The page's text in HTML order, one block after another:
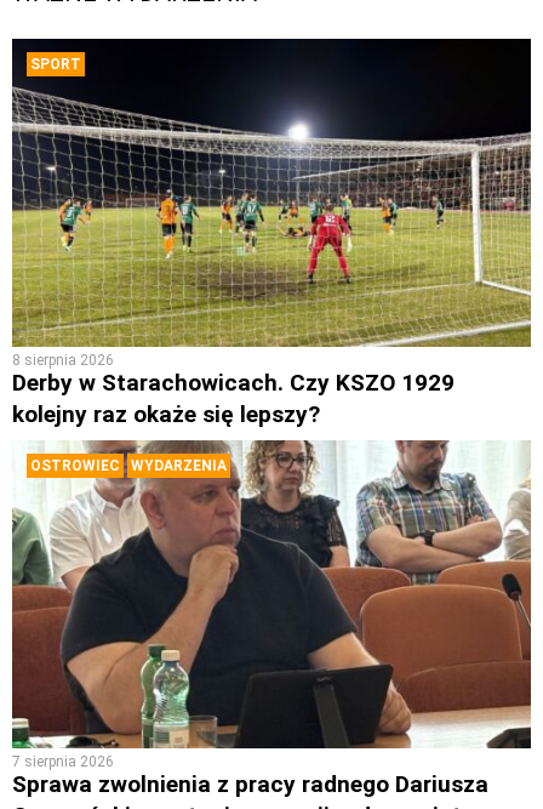
SPORT
8 sierpnia 2026
Derby w Starachowicach. Czy KSZO 1929
kolejny raz okaże się lepszy?
OSTROWIEC WYDARZENIA
7 sierpnia 2026
Sprawa zwolnienia z pracy radnego Dariusza